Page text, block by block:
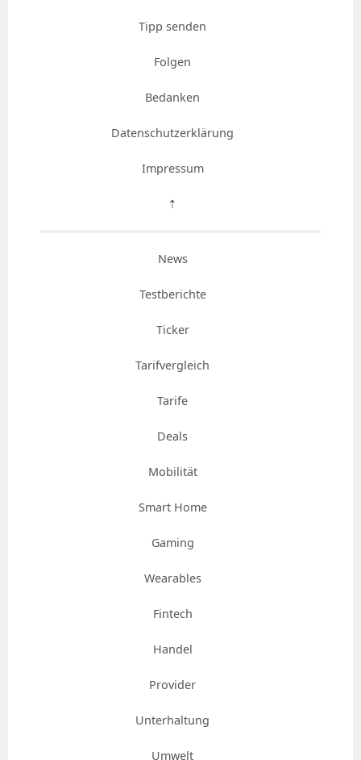
Tipp senden
Folgen
Bedanken
Datenschutzerklärung
Impressum
⇡
News
Testberichte
Ticker
Tarifvergleich
Tarife
Deals
Mobilität
Smart Home
Gaming
Wearables
Fintech
Handel
Provider
Unterhaltung
Umwelt